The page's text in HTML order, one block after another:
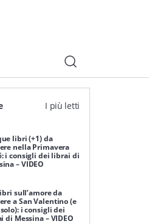
I più letti
libri (+1) da
nella Primavera
i consigli dei librai di
– VIDEO
sull’amore da
a San Valentino (e
i consigli dei
di Messina – VIDEO